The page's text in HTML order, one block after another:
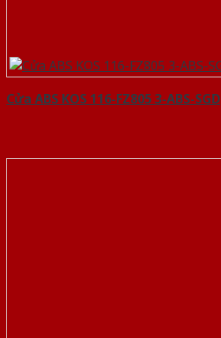
Cửa ABS KOS 116-FZ805 3-ABS-SGD